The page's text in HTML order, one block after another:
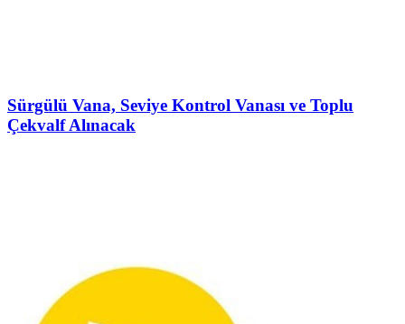
Sürgülü Vana, Seviye Kontrol Vanası ve Toplu
Çekvalf Alınacak